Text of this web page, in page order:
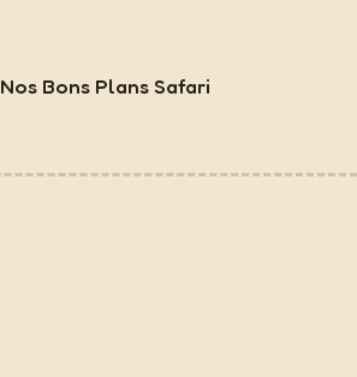
Nos Bons Plans Safari